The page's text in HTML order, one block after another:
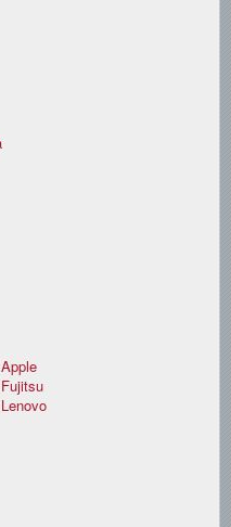
Apple
Fujitsu
Lenovo